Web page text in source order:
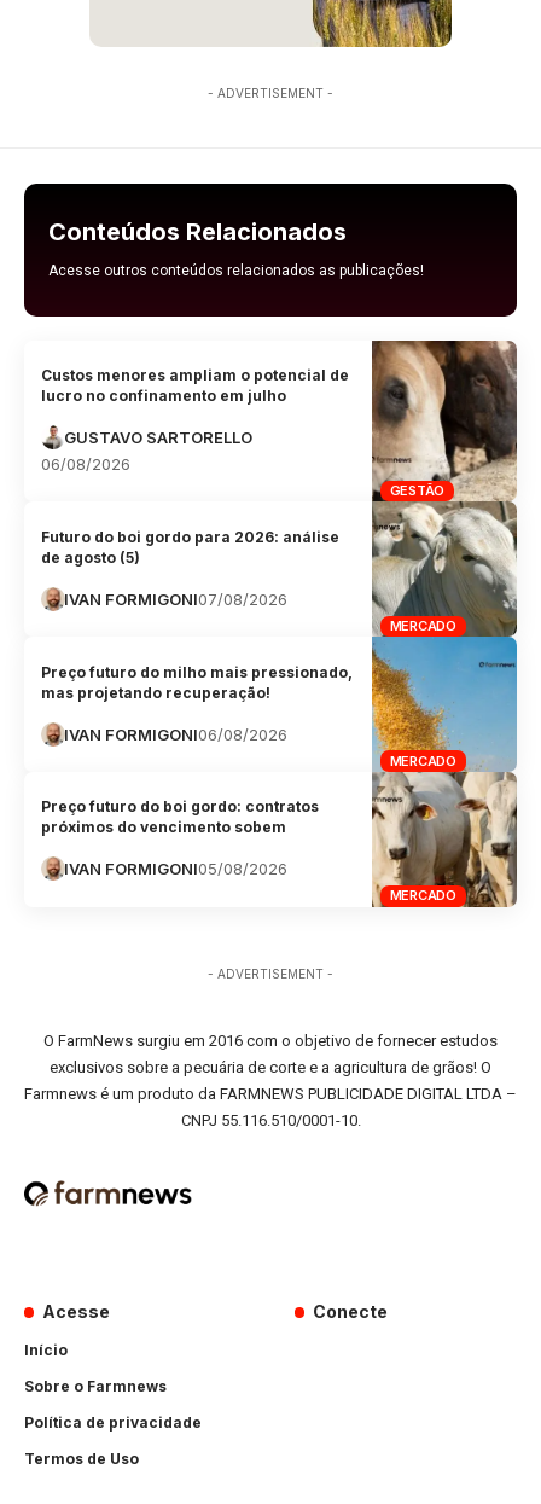
- ADVERTISEMENT -
Conteúdos Relacionados
Acesse outros conteúdos relacionados as publicações!
GESTÃO
Custos menores ampliam o potencial de
lucro no confinamento em julho
GUSTAVO SARTORELLO
06/08/2026
MERCADO
Futuro do boi gordo para 2026: análise
de agosto (5)
IVAN FORMIGONI07/08/2026
MERCADO
Preço futuro do milho mais pressionado,
mas projetando recuperação!
IVAN FORMIGONI06/08/2026
MERCADO
Preço futuro do boi gordo: contratos
próximos do vencimento sobem
IVAN FORMIGONI05/08/2026
- ADVERTISEMENT -
O FarmNews surgiu em 2016 com o objetivo de fornecer estudos
exclusivos sobre a pecuária de corte e a agricultura de grãos! O
Farmnews é um produto da FARMNEWS PUBLICIDADE DIGITAL LTDA –
CNPJ 55.116.510/0001-10.
Acesse
Início
Sobre o Farmnews
Política de privacidade
Termos de Uso
Conecte